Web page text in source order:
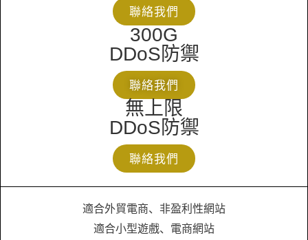
聯絡我們
300G
DDoS防禦
聯絡我們
無上限
DDoS防禦
聯絡我們
適合外貿電商、非盈利性網站
適合小型遊戲、電商網站